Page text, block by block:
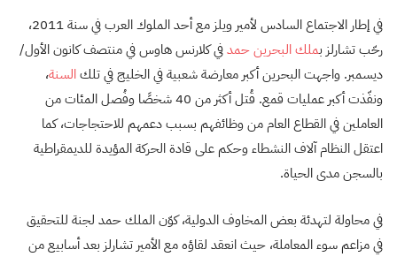
في إطار الاجتماع السادس لأمير ويلز مع أحد الملوك العرب في سنة 2011،
رحّب تشارلز بملك البحرين حمدفي كلارنس هاوس في منتصف كانون الأول/
ديسمبر. واجهت البحرين أكبر معارضة شعبية في الخليج في تلكالسنة،
ونفّذت أكبر عمليات قمع. قُتل أكثر من 40 شخصًا وفُصل المئات من
العاملين في القطاع العام من وظائفهم بسبب دعمهم للاحتجاجات، كما
اعتقل النظام آلاف النشطاء وحكم على قادة الحركة المؤيدة للديمقراطية
بالسجن مدى الحياة.
في محاولة لتهدئة بعض المخاوف الدولية، كوّن الملك حمد لجنة للتحقيق
في مزاعم سوء المعاملة، حيث انعقد لقاؤه مع الأمير تشارلز بعد أسابيع من